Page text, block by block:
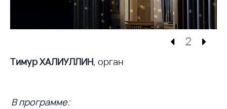
2
Тимур ХАЛИУЛЛИН, орган
В программе: